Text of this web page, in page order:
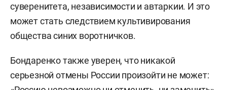
суверенитета, независимости и автаркии. И это
может стать следствием культивирования
общества синих воротничков.
Бондаренко также уверен, что никакой
серьезной отмены России произойти не может: